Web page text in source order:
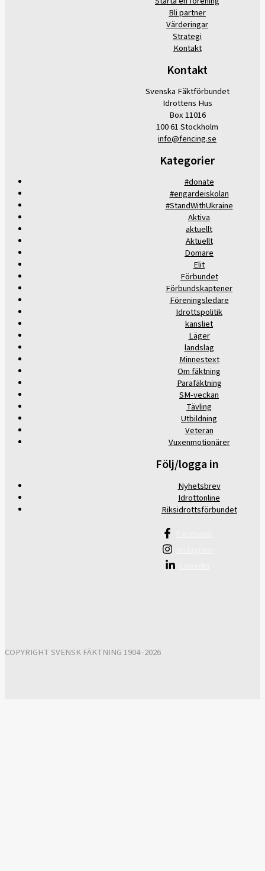
Bli partner
Värderingar
Strategi
Kontakt
Kontakt
Svenska Fäktförbundet
Idrottens Hus
Box 11016
100 61 Stockholm
info@fencing.se
Kategorier
#donate
#engardeiskolan
#StandWithUkraine
Aktiva
aktuellt
Aktuellt
Domare
Elit
Förbundet
Förbundskaptener
Föreningsledare
Idrottspolitik
kansliet
Läger
landslag
Minnestext
Om fäktning
Parafäktning
SM-veckan
Tävling
Utbildning
Veteran
Vuxenmotionärer
Följ/logga in
Nyhetsbrev
Idrottonline
Riksidrottsförbundet
COPYRIGHT SVENSK FÄKTNING 1904–2026